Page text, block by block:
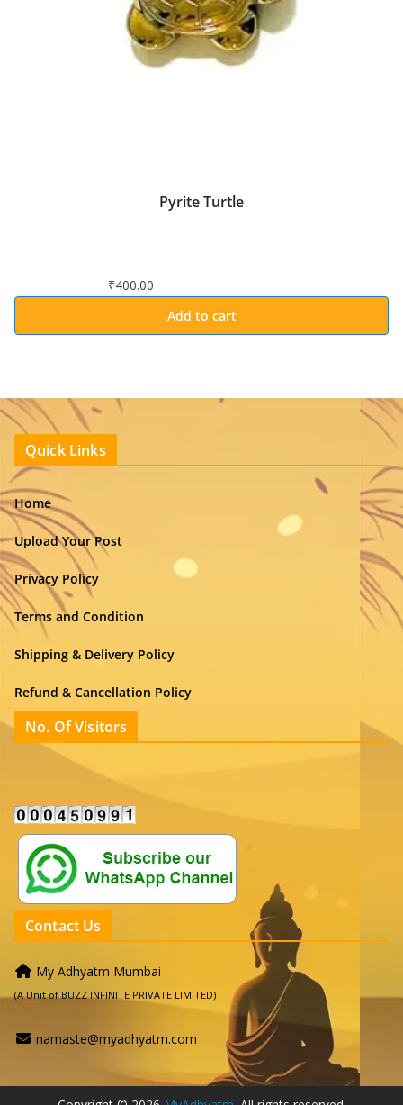
Pyrite Turtle
₹400.00
Add to cart
Quick Links
Home
Upload Your Post
Privacy Policy
Terms and Condition
Shipping & Delivery Policy
Refund & Cancellation Policy
No. Of Visitors
Contact Us
My Adhyatm Mumbai
(A Unit of BUZZ INFINITE PRIVATE LIMITED)
namaste@myadhyatm.com